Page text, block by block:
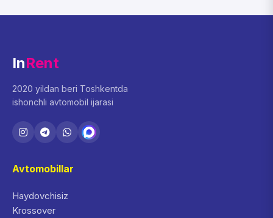
InRent
2020 yildan beri Toshkentda
ishonchli avtomobil ijarasi
Avtomobillar
Haydovchisiz
Krossover